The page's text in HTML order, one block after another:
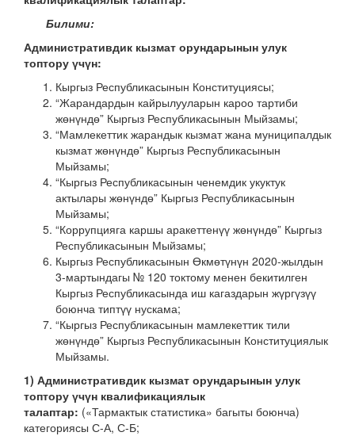
Билими:
Административдик кызмат орундарынын улук
топтору үчүн:
Кыргыз Республикасынын Конституциясы;
“Жарандардын кайрылууларын кароо тартиби
жөнүндө” Кыргыз Республикасынын Мыйзамы;
“Мамлекеттик жарандык кызмат жана муниципалдык
кызмат жөнүндө” Кыргыз Республикасынын
Мыйзамы;
“Кыргыз Республикасынын ченемдик укуктук
актылары жөнүндө” Кыргыз Республикасынын
Мыйзамы;
“Коррупцияга каршы аракеттенүү жөнүндө” Кыргыз
Республикасынын Мыйзамы;
Кыргыз Республикасынын Өкмөтүнүн 2020-жылдын
3-мартындагы № 120 токтому менен бекитилген
Кыргыз Республикасында иш кагаздарын жүргүзүү
боюнча типтүү нускама;
“Кыргыз Республикасынын мамлекеттик тили
жөнүндө” Кыргыз Республикасынын Конституциялык
Мыйзамы.
1) Административдик кызмат орундарынын улук
топтору үчүн квалификациялык
талаптар: («Тармактык статистика» багыты боюнча)
категориясы С-А, С-Б;